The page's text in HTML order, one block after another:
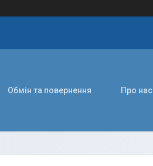
Обмін та повернення Про нас